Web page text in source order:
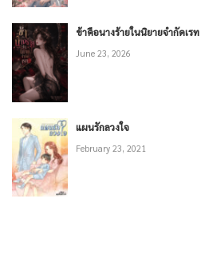
ข้าคือนางร้ายในนิยายจำกัดเรท
June 23, 2026
แผนรักลวงใจ
February 23, 2021